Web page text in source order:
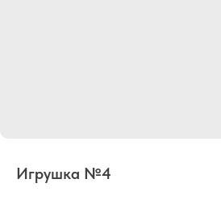
Игрушка №4